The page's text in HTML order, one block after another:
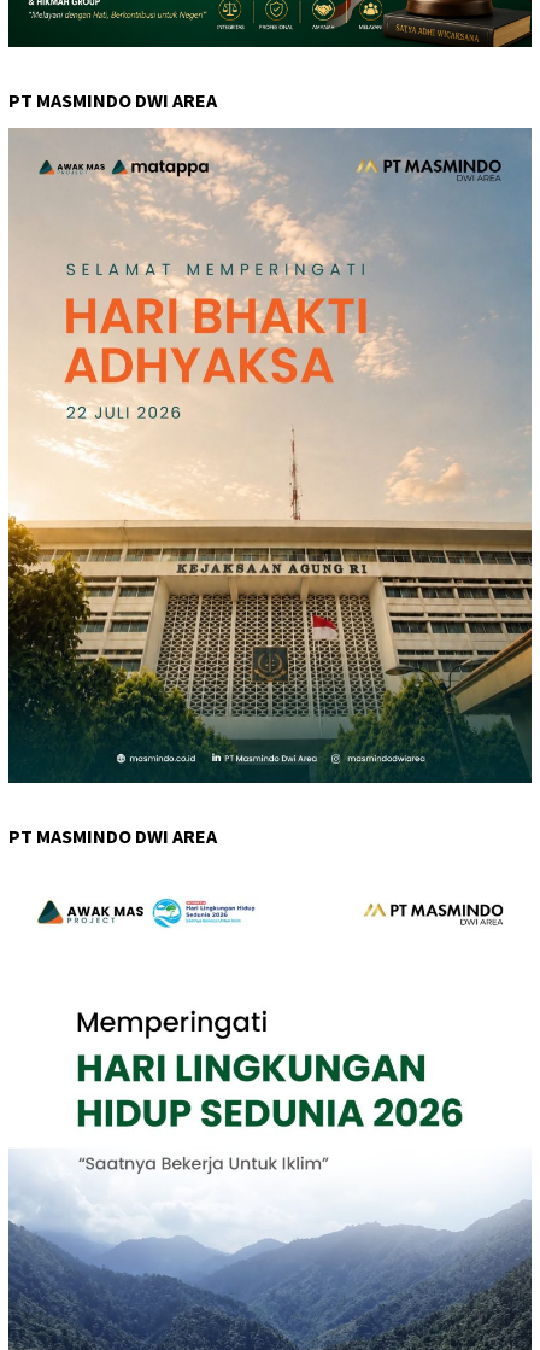
PT MASMINDO DWI AREA
PT MASMINDO DWI AREA